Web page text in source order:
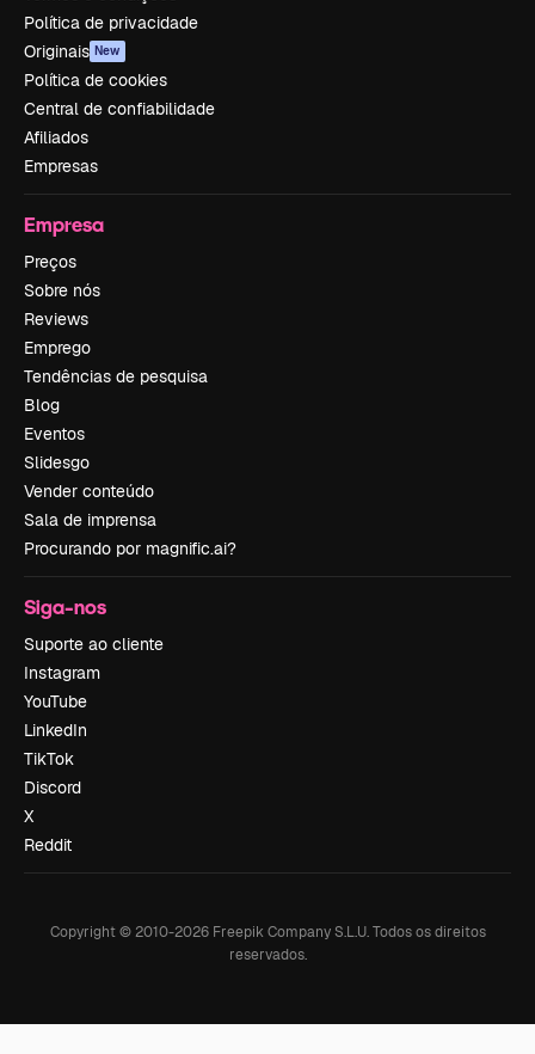
Política de privacidade
Originais New
Política de cookies
Central de confiabilidade
Afiliados
Empresas
Empresa
Preços
Sobre nós
Reviews
Emprego
Tendências de pesquisa
Blog
Eventos
Slidesgo
Vender conteúdo
Sala de imprensa
Procurando por magnific.ai?
Siga-nos
Suporte ao cliente
Instagram
YouTube
LinkedIn
TikTok
Discord
X
Reddit
Copyright © 2010-2026Freepik Company S.L.U. Todos os direitos
reservados.